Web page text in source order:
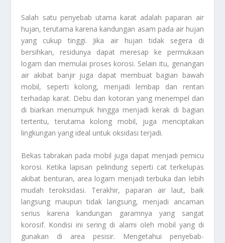
Salah satu penyebab utama karat adalah paparan air
hujan, terutama karena kandungan asam pada air hujan
yang cukup tinggi. Jika air hujan tidak segera di
bersihkan, residunya dapat meresap ke permukaan
logam dan memulai proses korosi. Selain itu, genangan
air akibat banjir juga dapat membuat bagian bawah
mobil, seperti kolong, menjadi lembap dan rentan
terhadap karat. Debu dan kotoran yang menempel dan
di biarkan menumpuk hingga menjadi kerak di bagian
tertentu, terutama kolong mobil, juga menciptakan
lingkungan yang ideal untuk oksidasi terjadi.
Bekas tabrakan pada mobil juga dapat menjadi pemicu
korosi. Ketika lapisan pelindung seperti cat terkelupas
akibat benturan, area logam menjadi terbuka dan lebih
mudah teroksidasi. Terakhir, paparan air laut, baik
langsung maupun tidak langsung, menjadi ancaman
serius karena kandungan garamnya yang sangat
korosif. Kondisi ini sering di alami oleh mobil yang di
gunakan di area pesisir. Mengetahui penyebab-